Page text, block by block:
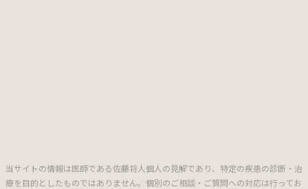
当サイトの情報は医師である佐藤将人個人の見解であり、特定の疾患の診断・治
療を目的としたものではありません。個別のご相談・ご質問への対応は行ってお